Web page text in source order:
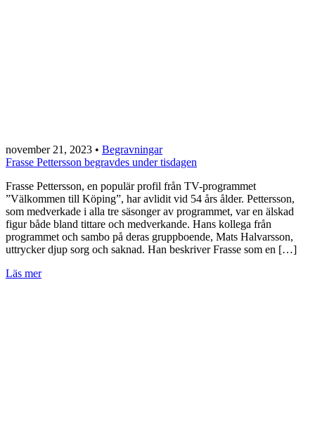
november 21, 2023 • Begravningar
Frasse Pettersson begravdes under tisdagen
Frasse Pettersson, en populär profil från TV-programmet
”Välkommen till Köping”, har avlidit vid 54 års ålder. Pettersson,
som medverkade i alla tre säsonger av programmet, var en älskad
figur både bland tittare och medverkande. Hans kollega från
programmet och sambo på deras gruppboende, Mats Halvarsson,
uttrycker djup sorg och saknad. Han beskriver Frasse som en […]
Läs mer